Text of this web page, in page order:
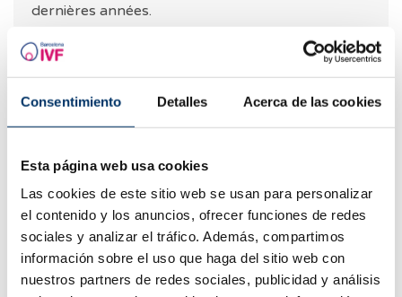
Consentimiento Detalles Acerca de las cookies
Esta página web usa cookies
Las cookies de este sitio web se usan para personalizar
el contenido y los anuncios, ofrecer funciones de redes
sociales y analizar el tráfico. Además, compartimos
información sobre el uso que haga del sitio web con
nuestros partners de redes sociales, publicidad y análisis
dernières années.
RÉPONDRE
Angeles
14.02.2026
Bonjour, et s&#39;ils n&#39;ont rien vu à
l&#39;IRM, comment avez-vous fait pour
qu&#39;ils diagnostiquent